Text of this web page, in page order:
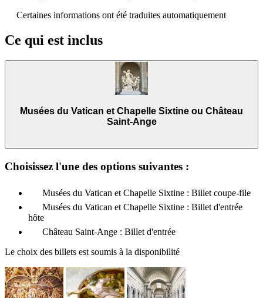
Certaines informations ont été traduites automatiquement
Ce qui est inclus
Musées du Vatican et Chapelle Sixtine ou Château
Saint-Ange
Choisissez l'une des options suivantes :
Musées du Vatican et Chapelle Sixtine : Billet coupe-file
Musées du Vatican et Chapelle Sixtine : Billet d'entrée
hôte
Château Saint-Ange : Billet d'entrée
Le choix des billets est soumis à la disponibilité